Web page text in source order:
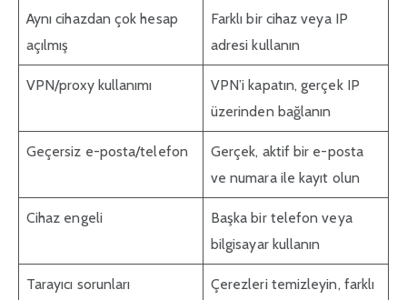
Aynı cihazdan çok hesap
açılmış
Farklı bir cihaz veya IP
adresi kullanın
VPN/proxy kullanımı
VPN’i kapatın, gerçek IP
üzerinden bağlanın
Geçersiz e-posta/telefon
Gerçek, aktif bir e-posta
ve numara ile kayıt olun
Cihaz engeli
Başka bir telefon veya
bilgisayar kullanın
Tarayıcı sorunları
Çerezleri temizleyin, farklı